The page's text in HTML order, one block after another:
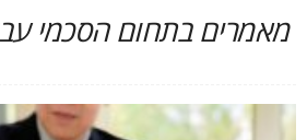
מאמרים בתחום הסכמי